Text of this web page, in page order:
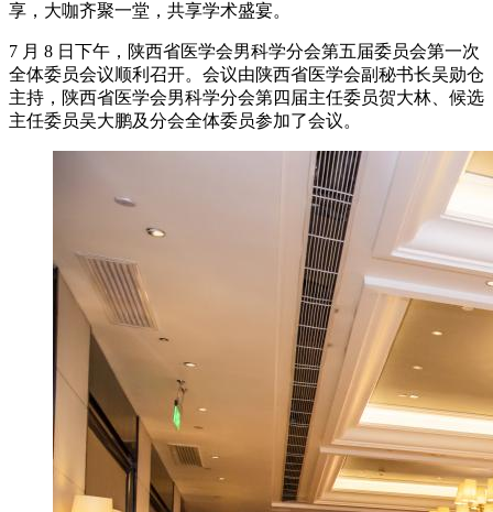
享，大咖齐聚一堂，共享学术盛宴。
7 月 8 日下午，陕西省医学会男科学分会第五届委员会第一次
全体委员会议顺利召开。会议由陕西省医学会副秘书长吴勋仓
主持，陕西省医学会男科学分会第四届主任委员贺大林、候选
主任委员吴大鹏及分会全体委员参加了会议。